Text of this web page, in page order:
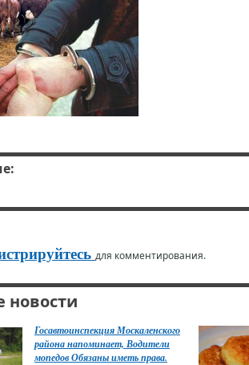
для комментирования.
новости
Госавтоинспекция Москаленского
района напоминает, Водители
мопедов Обязаны иметь права.